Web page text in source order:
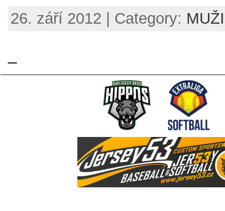
26. září 2012 | Category: